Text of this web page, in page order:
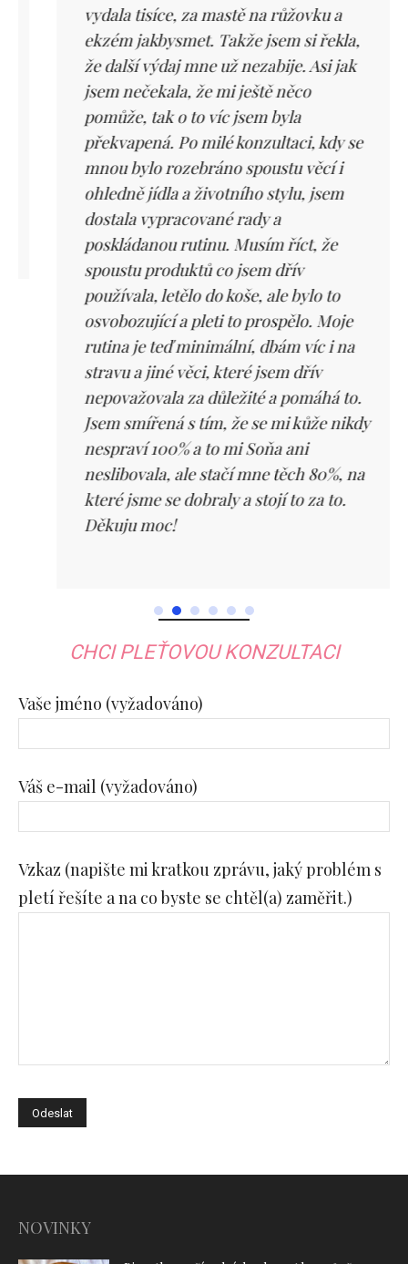
vydala tisíce, za mastě na růžovku a
ekzém jakbysmet. Takže jsem si řekla,
že další výdaj mne už nezabije. Asi jak
jsem nečekala, že mi ještě něco
pomůže, tak o to víc jsem byla
překvapená. Po milé konzultaci, kdy se
mnou bylo rozebráno spoustu věcí i
ohledně jídla a životního stylu, jsem
dostala vypracované rady a
poskládanou rutinu. Musím říct, že
spoustu produktů co jsem dřív
používala, letělo do koše, ale bylo to
osvobozující a pleti to prospělo. Moje
rutina je teď minimální, dbám víc i na
stravu a jiné věci, které jsem dřív
nepovažovala za důležité a pomáhá to.
Jsem smířená s tím, že se mi kůže nikdy
nespraví 100% a to mi Soňa ani
neslibovala, ale stačí mne těch 80%, na
které jsme se dobraly a stojí to za to.
Děkuju moc!
Vaše jméno (vyžadováno)
Váš e-mail (vyžadováno)
Prosím nechte toto políčko prázdné.
Vzkaz (napište mi kratkou zprávu, jaký problém s
pletí řešíte a na co byste se chtěl(a) zaměřit.)